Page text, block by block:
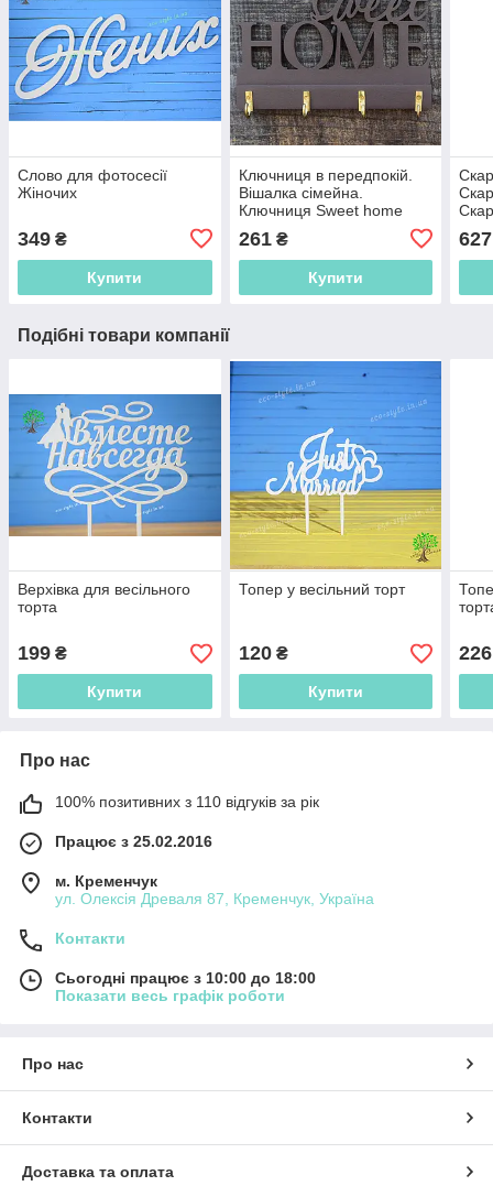
Слово для фотосесії
Жіночих
349 ₴
Купити
Ключниця в передпокій.
Вішалка сімейна.
Ключниця Sweet home
261₴
Купити
627
Подібні товари компанії
Верхівка для весільного
торта
199 ₴
Купити
Топер у весільний торт
120₴
Купити
226
Про нас
100% позитивних з 110 відгуків за рік
Працює з 25.02.2016
м. Кременчук
ул. Олексія Древаля 87, Кременчук, Україна
Контакти
Сьогодні працює з 10:00 до 18:00
Показати весь графік роботи
Про нас
Контакти
Доставка та оплата